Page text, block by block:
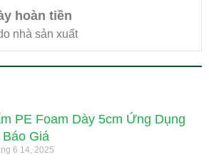
hoàn tiền
nhà sản xuất
PE Foam Dày 5cm Ứng Dụng
Báo Giá
6 14, 2025